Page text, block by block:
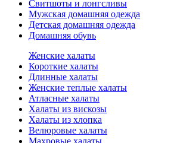
Свитшоты и лонгсливы
Мужская домашняя одежда
Детская домашняя одежда
Домашняя обувь
Женские халаты
Короткие халаты
Длинные халаты
Женские теплые халаты
Атласные халаты
Халаты из вискозы
Халаты из хлопка
Велюровые халаты
Махровые халаты